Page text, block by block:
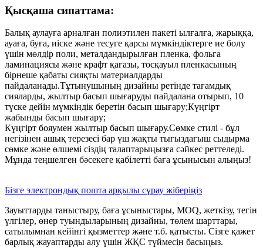
Қысқаша сипаттама:
Балық аулауға арналған полиэтилен пакеті ылғалға, жарыққа,
ауаға, буға, иіске және тесуге қарсы мүмкіндіктерге ие болу
үшін мөлдір поли, металдандырылған пленка, фольга
ламинациясы және крафт қағазы, тосқауыл пленкасының
бірнеше қабаты сияқты материалдарды
пайдаланады.Тұтынушының дизайны ретінде тағамдық
сияларды, жылтыр басып шығаруды пайдалана отырып, 10
түске дейін мүмкіндік беретін басып шығару;Күңгірт
жабынды басып шығару;
Күңгірт бояумен жылтыр басып шығару.Сөмке стилі - бұл
негізінен ашық терезесі бар үш жақты тығыздағыш сыдырма
сөмке және өлшемі сіздің талаптарыңызға сәйкес реттеледі.
Мұнда теңшелген бәсекеге қабілетті баға ұсынысын алыңыз!
Бізге электрондық пошта арқылы сұрау жіберіңіз
Зауыттарды таныстыру, баға ұсыныстары, MOQ, жеткізу, тегін
үлгілер, өнер туындыларының дизайны, төлем шарттары,
сатылымнан кейінгі қызметтер және т.б. қатысты. Сізге қажет
барлық жауаптарды алу үшін ЖҚС түймесін басыңыз.